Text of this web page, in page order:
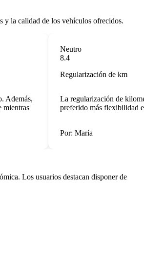
y la calidad de los vehículos ofrecidos.
Neutro
8.4
Regularización de km
La regularización de
preferido más flexibilidad
Por: María
Los usuarios destacan disponer de